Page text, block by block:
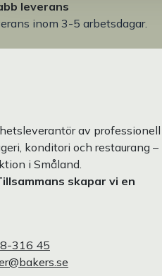
leverans
inom 3-5 arbetsdagar.
av professionell
konditori och restaurang –
i Småland.
skapar vi en
316 45